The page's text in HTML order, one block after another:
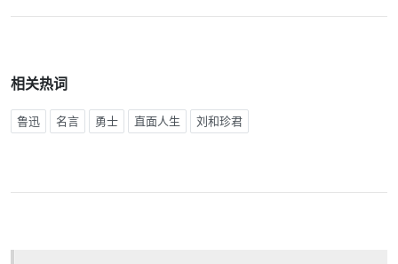
相关热词
鲁迅 名言 勇士 直面人生 刘和珍君